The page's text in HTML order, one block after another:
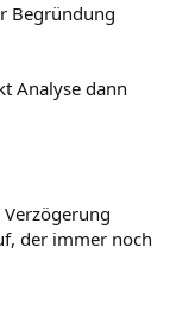
Begründung
Analyse dann
der immer noch